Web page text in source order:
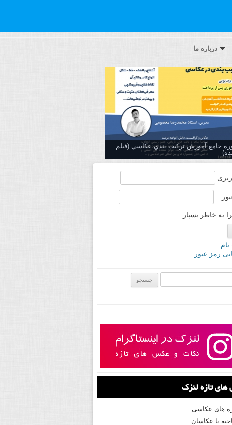
درباره ما
دوره جامع آموزش تركيب بندي عكاسي (فیلم
به خاطر بسپار
رمز عبور
تازه لنزک
های عکاسی
با عکاسان